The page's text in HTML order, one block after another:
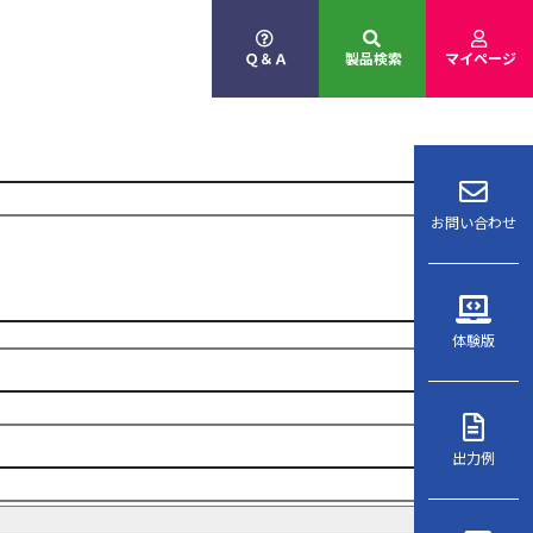
Ｑ＆Ａ 製品検索 マイページ
お問い合わせ
体験版
出力例